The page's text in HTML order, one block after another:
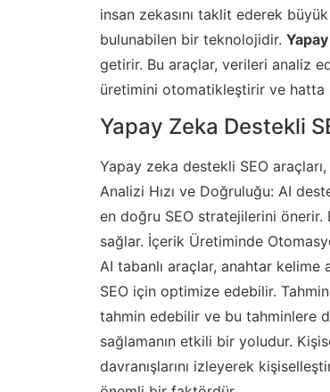
insan zekasını taklit ederek
bulunabilen bir teknolojidir.
getirir. Bu araçlar, verileri analiz
üretimini otomatikleştirir ve hatta
Yapay Zeka Destekli
Yapay zeka destekli SEO
Analizi Hızı ve Doğruluğu: AI
en doğru SEO stratejilerini
sağlar. İçerik Üretiminde
AI tabanlı araçlar, anahtar
SEO için optimize edebilir.
tahmin edebilir ve bu tahminlere
sağlamanın etkili bir yoludur.
davranışlarını izleyerek